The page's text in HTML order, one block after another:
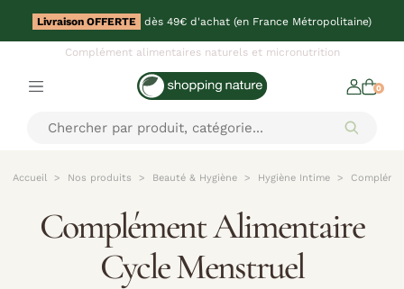
Livraison OFFERTE dès 49€ d'achat (en France Métropolitaine)
Complément alimentaires naturels et micronutrition
0
Accueil Nos produits Beauté & Hygiène Hygiène Intime
Complément Alimentaire
Cycle Menstruel